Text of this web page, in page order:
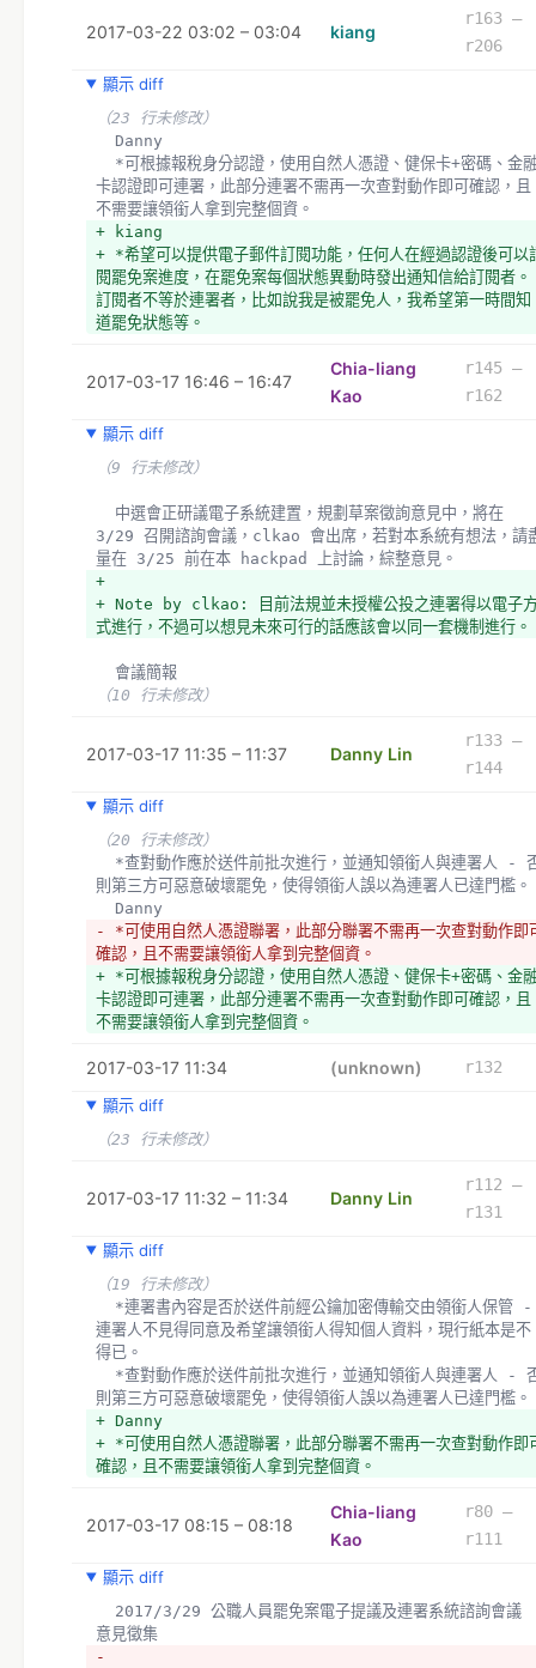
2017-03-22 03:02 – 03:04 kiang
r163 –
r206
顯示 diff
（23 行未修改）
  Danny
卡認證即可連署，此部分連署不需再一次查對動作即可確認，且
不需要讓領銜人拿到完整個資。
+ kiang
+ *希望可以提供電子郵件訂閱功能，任何人在經過認證後可以
閱罷免案進度，在罷免案每個狀態異動時發出通知信給訂閱者。
訂閱者不等於連署者，比如說我是被罷免人，我希望第一時間知
道罷免狀態等。
2017-03-17 16:46 – 16:47
Chia-liang
Kao
r145 –
r162
顯示 diff
（9 行未修改）
3/29 召開諮詢會議，clkao 會出席，若對本系統有想法，請
量在 3/25 前在本 hackpad 上討論，綜整意見。
+
+ Note by clkao: 目前法規並未授權公投之連署得以電子
式進行，不過可以想見未來可行的話應該會以同一套機制進行。
  會議簡報
（10 行未修改）
2017-03-17 11:35 – 11:37 Danny Lin
r133 –
r144
顯示 diff
（20 行未修改）
則第三方可惡意破壞罷免，使得領銜人誤以為連署人已達門檻。
  Danny
- *可使用自然人憑證聯署，此部分聯署不需再一次查對動作即
確認，且不需要讓領銜人拿到完整個資。
+ *可根據報稅身分認證，使用自然人憑證、健保卡+密碼、金
卡認證即可連署，此部分連署不需再一次查對動作即可確認，且
不需要讓領銜人拿到完整個資。
2017-03-17 11:34 (unknown)
r132
顯示 diff
（23 行未修改）
2017-03-17 11:32 – 11:34 Danny Lin
r112 –
r131
顯示 diff
（19 行未修改）
連署人不見得同意及希望讓領銜人得知個人資料，現行紙本是不
得已。
則第三方可惡意破壞罷免，使得領銜人誤以為連署人已達門檻。
+ Danny
+ *可使用自然人憑證聯署，此部分聯署不需再一次查對動作即
確認，且不需要讓領銜人拿到完整個資。
2017-03-17 08:15 – 08:18
Chia-liang
Kao
r80 –
r111
顯示 diff
意見徵集
-